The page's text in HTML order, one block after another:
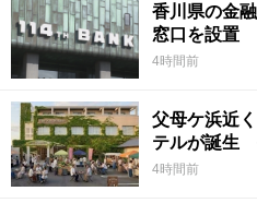
香川県の金
窓口を設置
4時間前
父母ケ浜近
テルが誕生
4時間前